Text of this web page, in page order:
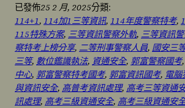
已發佈25 2 月, 2025分類:
114+1, 114加1三等資訊, 114年度警察特考,
115特殊方案, 三等資訊警察外軌, 三等資訊
察特考上榜分享, 二等刑事警察人員, 國安三
三等, 數位鑑識執法, 資通安全, 郭富警察國考,
中心, 郭富警察特考國考, 郭富資訊國考, 電
與資訊安全, 高普考資訊處理, 高考三等資通
訊處理, 高考三級資通安全, 高考三級資通安